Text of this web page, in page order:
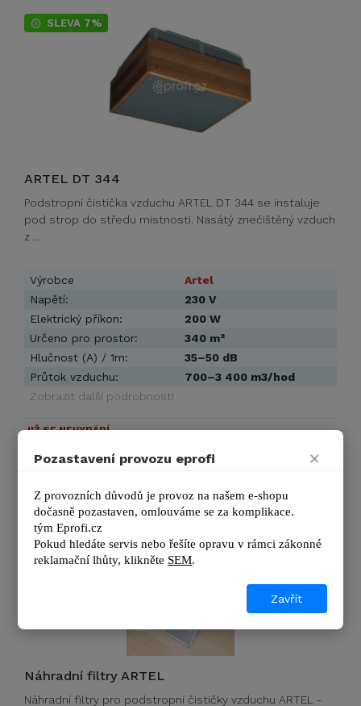
SLEVA 7%
ARTEL DT 344
Podstropní čistička vzduchu ARTEL DT 344 se instaluje
pod strop do středu místnosti. Nasátý znečištěný vzduch
z …
Výrobce
Artel
Napětí:
230 V
Elektrický příkon:
200 W
Určeno pro prostor:
340 m²
Hlučnost (A) / 1m:
35–50 dB
Průtok vzduchu:
700–3 400 m3/hod
Zobrazit další podrobnosti
JIŽ SE NEVYRÁBÍ
36 270 Kč
Náhradní filtry ARTEL
Náhradní filtry pro podstropní čističky vzduchu ARTEL -
Pozastavení provozu eprofi ×
Z provozních důvodů je provoz na našem e-shopu
dočasně pozastaven, omlouváme se za komplikace.
tým Eprofi.cz
Pokud hledáte servis nebo řešíte opravu v rámci zákonné
reklamační lhůty, klikněte SEM.
Zavřít